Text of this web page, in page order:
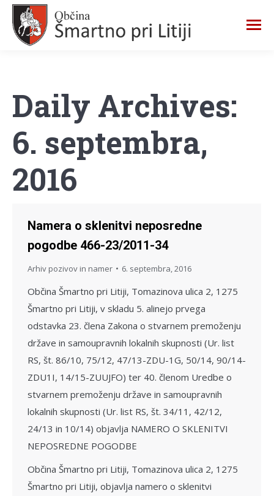
Daily Archives:
6. septembra,
2016
Namera o sklenitvi neposredne
pogodbe 466-23/2011-34
Arhiv pozivov in namer 6. septembra, 2016
Občina Šmartno pri Litiji, Tomazinova ulica 2, 1275
Šmartno pri Litiji, v skladu 5. alinejo prvega
odstavka 23. člena Zakona o stvarnem premoženju
države in samoupravnih lokalnih skupnosti (Ur. list
RS, št. 86/10, 75/12, 47/13-ZDU-1G, 50/14, 90/14-
ZDU1I, 14/15-ZUUJFO) ter 40. členom Uredbe o
stvarnem premoženju države in samoupravnih
lokalnih skupnosti (Ur. list RS, št. 34/11, 42/12,
24/13 in 10/14) objavlja NAMERO O SKLENITVI
NEPOSREDNE POGODBE
Občina Šmartno pri Litiji, Tomazinova ulica 2, 1275
Šmartno pri Litiji, objavlja namero o sklenitvi